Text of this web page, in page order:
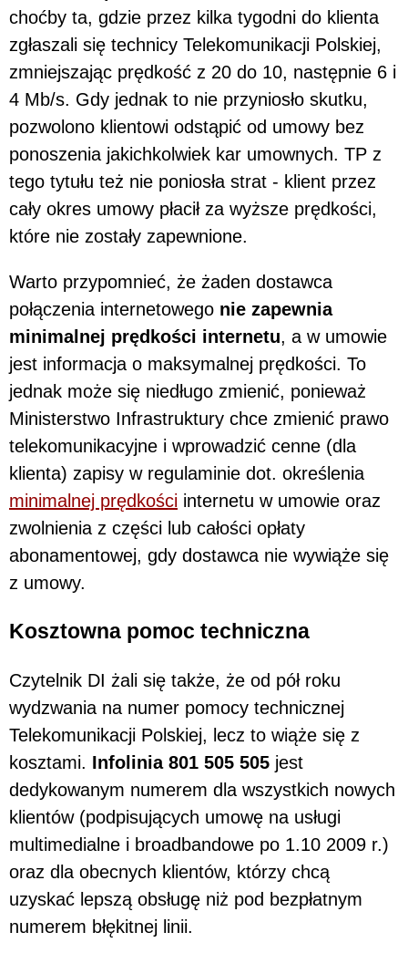
choćby ta, gdzie przez kilka tygodni do klienta
zgłaszali się technicy Telekomunikacji Polskiej,
zmniejszając prędkość z 20 do 10, następnie 6 i
4 Mb/s. Gdy jednak to nie przyniosło skutku,
pozwolono klientowi odstąpić od umowy bez
ponoszenia jakichkolwiek kar umownych. TP z
tego tytułu też nie poniosła strat - klient przez
cały okres umowy płacił za wyższe prędkości,
które nie zostały zapewnione.
Warto przypomnieć, że żaden dostawca
połączenia internetowego nie zapewnia
minimalnej prędkości internetu, a w umowie
jest informacja o maksymalnej prędkości. To
jednak może się niedługo zmienić, ponieważ
Ministerstwo Infrastruktury chce zmienić prawo
telekomunikacyjne i wprowadzić cenne (dla
klienta) zapisy w regulaminie dot. określenia
minimalnej prędkości internetu w umowie oraz
zwolnienia z części lub całości opłaty
abonamentowej, gdy dostawca nie wywiąże się
z umowy.
Kosztowna pomoc techniczna
Czytelnik DI żali się także, że od pół roku
wydzwania na numer pomocy technicznej
Telekomunikacji Polskiej, lecz to wiąże się z
kosztami. Infolinia 801 505 505 jest
dedykowanym numerem dla wszystkich nowych
klientów (podpisujących umowę na usługi
multimedialne i broadbandowe po 1.10 2009 r.)
oraz dla obecnych klientów, którzy chcą
uzyskać lepszą obsługę niż pod bezpłatnym
numerem błękitnej linii.